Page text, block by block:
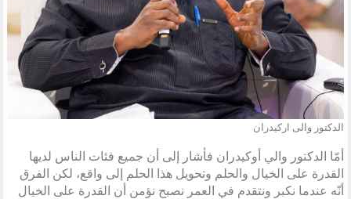
الدكتور والى اركيدران
أمّا الدكتور والي أوكيدران فأشار إلى أن جميع فئات الناس لديها
القدرة على الخيال والحلم وتحويل هذا الحلم إلى واقع، لكن الفرق
أنّه عندما نكبر ونتقدم في العمر نصبح نؤمن أن القدرة على الخيال